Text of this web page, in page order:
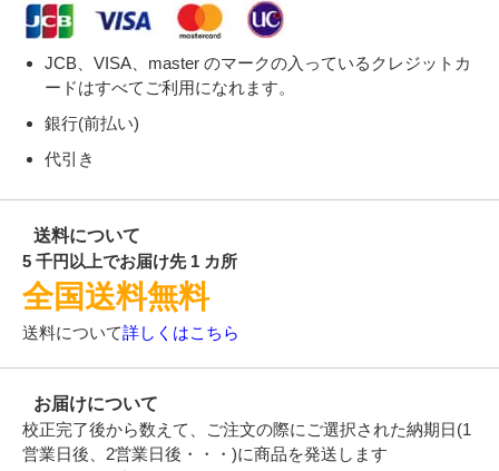
JCB、VISA、master のマークの入っているクレジットカ
ードはすべてご利用になれます。
銀行(前払い)
代引き
送料について
5 千円以上でお届け先 1 カ所
全国送料無料
送料について詳しくはこちら
お届けについて
校正完了後から数えて、ご注文の際にご選択された納期日(1
営業日後、2営業日後・・・)に商品を発送します